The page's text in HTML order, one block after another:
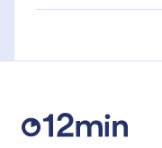
Sinta-se livre para